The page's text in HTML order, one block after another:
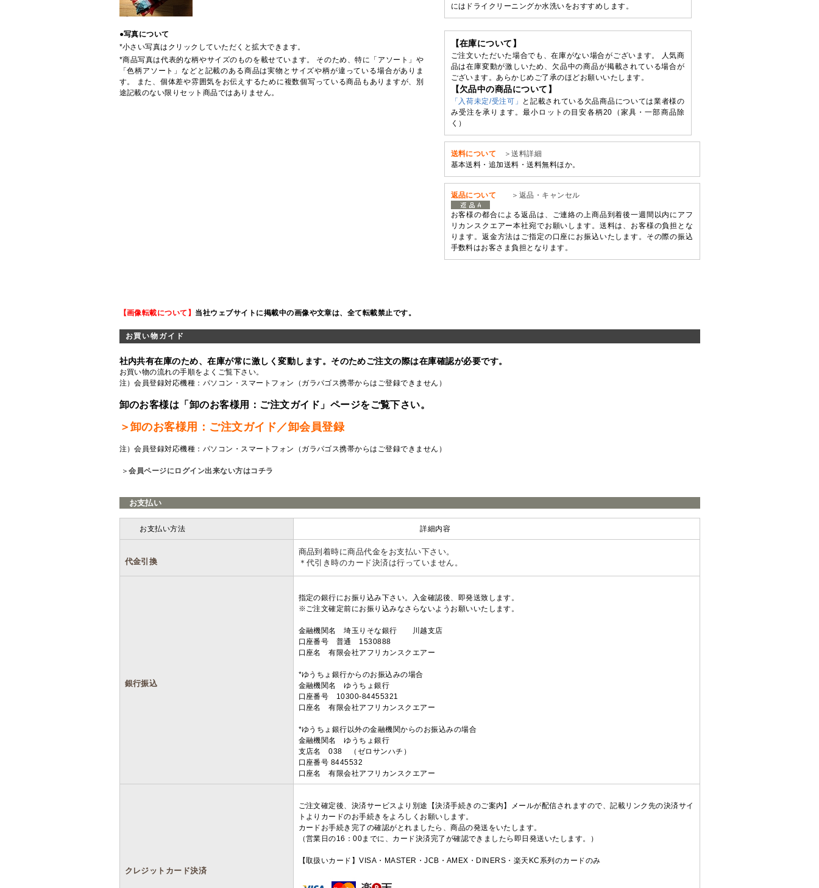
●写真について
*小さい写真はクリックしていただくと拡大できます。
*商品写真は代表的な柄やサイズのものを載せています。 そのため、特に「アソート」や
「色柄アソート」などと記載のある商品は実物とサイズや柄が違っている場合がありま
す。 また、個体差や雰囲気をお伝えするために複数個写っている商品もありますが、別
途記載のない限りセット商品ではありません。
にはドライクリーニングか水洗いをおすすめします。
【在庫について】
ご注文いただいた場合でも、在庫がない場合がございます。 人気商
品は在庫変動が激しいため、欠品中の商品が掲載されている場合が
ございます。あらかじめご了承のほどお願いいたします。
【欠品中の商品について】
「入荷未定/受注可」
と記載されている欠品商品については業者様の
み受注を承ります。最小ロットの目安各柄20（家具・一部商品除
く）
送料について
＞送料詳細
基本送料・追加送料・送料無料ほか。
返品について ＞返品・キャンセル
お客様の都合による返品は、ご連絡の上商品到着後一週間以内にアフ
リカンスクエアー本社宛でお願いします。送料は、お客様の負担とな
ります。返金方法はご指定の口座にお振込いたします。その際の振込
手数料はお客さま負担となります。
【画像転載について】 当社ウェブサイトに掲載中の画像や文章は、全て転載禁止です。
お買い物ガイド
社内共有在庫のため、在庫が常に激しく変動します。そのためご注文の際は在庫確認が必要です。
お買い物の流れの手順をよくご覧下さい。
注）会員登録対応機種：パソコン・スマートフォン（ガラパゴス携帯からはご登録できません）
卸のお客様は「卸のお客様用：ご注文ガイド」ページをご覧下さい。
＞卸のお客様用：ご注文ガイド／卸会員登録
注）会員登録対応機種：パソコン・スマートフォン（ガラパゴス携帯からはご登録できません）
＞会員ページにログイン出来ない方はコチラ
お支払い
お支払い方法 詳細内容
代金引換
商品到着時に商品代金をお支払い下さい。
＊代引き時のカード決済は行っていません。
銀行振込
指定の銀行にお振り込み下さい。入金確認後、即発送致します。
※ご注文確定前にお振り込みなさらないようお願いいたします。
金融機関名 埼玉りそな銀行 川越支店
口座番号 普通 1530888
口座名 有限会社アフリカンスクエアー
*ゆうちょ銀行からのお振込みの場合
金融機関名 ゆうちょ銀行
口座番号 10300-84455321
口座名 有限会社アフリカンスクエアー
*ゆうちょ銀行以外の金融機関からのお振込みの場合
金融機関名 ゆうちょ銀行
支店名 038 （ゼロサンハチ）
口座番号 8445532
口座名 有限会社アフリカンスクエアー
クレジットカード決済
ご注文確定後、決済サービスより別途【決済手続きのご案内】メールが配信されますので、記載リンク先の決済サイ
トよりカードのお手続きをよろしくお願いします。
カードお手続き完了の確認がとれましたら、商品の発送をいたします。
（営業日の16：00までに、カード決済完了が確認できましたら即日発送いたします。）
【取扱いカード】VISA・MASTER・JCB・AMEX・DINERS・楽天KC系列のカードのみ